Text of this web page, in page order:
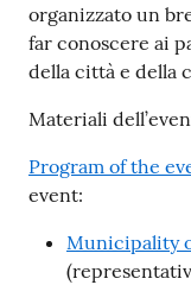
organizzato un
far conoscere ai
della città e della
Materiali
Program of the
event:
Municipality